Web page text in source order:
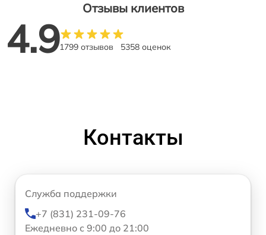
Отзывы клиентов
4.91799 отзывов 5358 оценок
Контакты
Служба поддержки
+7 (831) 231-09-76
Ежедневно с 9:00 до 21:00